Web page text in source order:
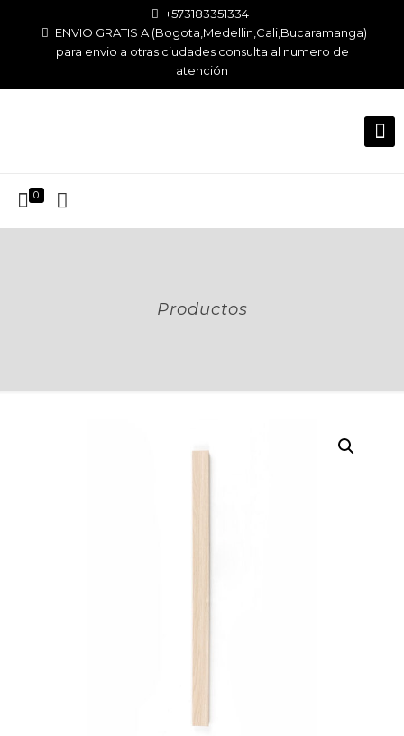
+573183351334
ENVIO GRATIS A (Bogota,Medellin,Cali,Bucaramanga)
para envio a otras ciudades consulta al numero de
atención
0
Productos